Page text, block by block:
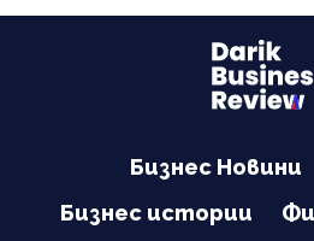
Бизнес Новини
Бизнес истории